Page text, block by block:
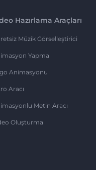
Hazırlama Araçları
Müzik Görselleştirici
Yapma
Animasyonu
Aracı
Metin Aracı
Oluşturma